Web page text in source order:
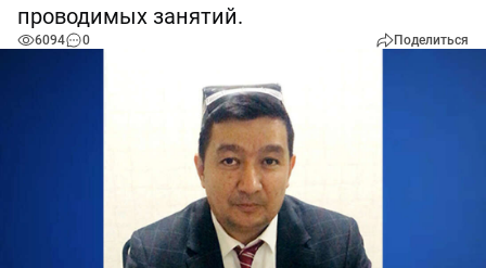
проводимых занятий.
6094 0 Поделиться